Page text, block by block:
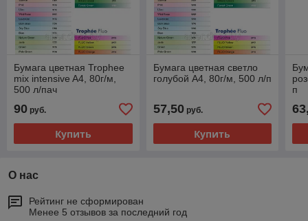
Бумага цветная Trophee
mix intensive A4, 80г/м,
500 л/пач
90 руб.
Купить
Бумага цветная светло
голубой A4, 80г/м, 500 л/п
57,50руб.
Купить
п
О нас
Рейтинг не сформирован
Менее 5 отзывов за последний год